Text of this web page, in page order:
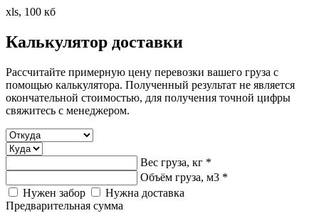
xls, 100 кб
Калькулятор доставки
Рассчитайте примерную цену перевозки вашего груза с
помощью калькулятора. Полученный результат не является
окончательной стоимостью, для получения точной цифры
свяжитесь с менеджером.
Вес груза, кг *
Объём груза, м3 *
Нужен забор
Нужна доставка
Предварительная сумма